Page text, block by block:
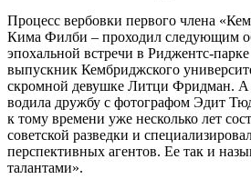
Процесс вербовки первого члена
Кима Филби – проходил следующим
эпохальной встречи в Риджентс-
выпускник Кембриджского
скромной девушке Литци Фридман. А
водила дружбу с фотографом Эдит
к тому времени уже несколько лет
советской разведки и
перспективных агентов. Ее так и
талантами».